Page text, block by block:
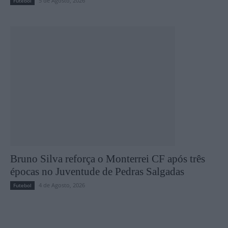
Bruno Silva reforça o Monterrei CF após três
épocas no Juventude de Pedras Salgadas
Futebol 4 de Agosto, 2026